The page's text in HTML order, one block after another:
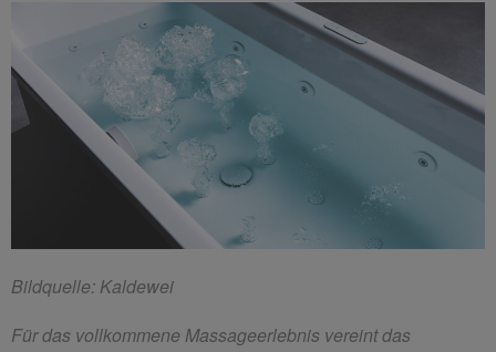
Bildquelle: Kaldewei
Für das vollkommene Massageerlebnis vereint das